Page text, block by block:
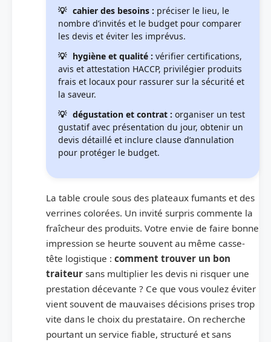
cahier des besoins : préciser le lieu, le
nombre d’invités et le budget pour comparer
les devis et éviter les imprévus.
hygiène et qualité : vérifier certifications,
avis et attestation HACCP, privilégier produits
frais et locaux pour rassurer sur la sécurité et
la saveur.
dégustation et contrat : organiser un test
gustatif avec présentation du jour, obtenir un
devis détaillé et inclure clause d’annulation
pour protéger le budget.
La table croule sous des plateaux fumants et des
verrines colorées. Un invité surpris commente la
fraîcheur des produits. Votre envie de faire bonne
impression se heurte souvent au même casse-
tête logistique : comment trouver un bon
traiteur sans multiplier les devis ni risquer une
prestation décevante ? Ce que vous voulez éviter
vient souvent de mauvaises décisions prises trop
vite dans le choix du prestataire. On recherche
pourtant un service fiable, structuré et sans